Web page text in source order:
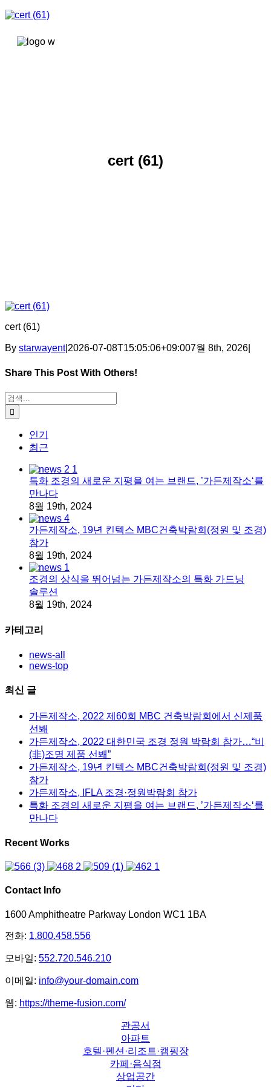
콘텐츠로
cert (61)
cert (61)
By starwayent| 2026-07-08T15:05:06+09:007월 8th, 2026
Share This Post With Others!
Facebook
X
Tumblr
Pinterest
이메일
검색:
인기
최근
특화 조경의 새로운 지평을 여는 브랜드, ’가든제작소‘를
만나다
8월 19th, 2024
가든제작소, 19년 킨텍스 MBC건축박람회(정원 및 조경)
참가
8월 19th, 2024
조경의 상식을 뛰어넘는 가든제작소의 특화 가드닝
솔루션
8월 19th, 2024
카테고리
news-all
news-top
최신 글
가든제작소, 2022 제60회 MBC 건축박람회에서 신제품
선봬
가든제작소, 2022 대한민국 조경 정원 박람회 참가…“비
(非)조명 제품 선봬”
가든제작소, 19년 킨텍스 MBC건축박람회(정원 및 조경)
참가
가든제작소, IFLA 조경·정원박람회 참가
특화 조경의 새로운 지평을 여는 브랜드, ’가든제작소‘를
만나다
Recent Works
Contact Info
1600 Amphitheatre Parkway London WC1 1BA
전화: 1.800.458.556
모바일: 552.720.546.210
이메일: info@your-domain.com
웹: https://theme-fusion.com/
관공서
아파트
호텔·펜션·리조트·캠핑장
카페·음식점
상업공간